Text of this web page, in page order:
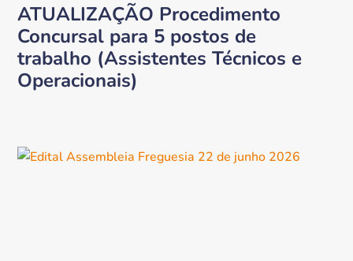
ATUALIZAÇÃO Procedimento
Concursal para 5 postos de
trabalho (Assistentes Técnicos e
Operacionais)